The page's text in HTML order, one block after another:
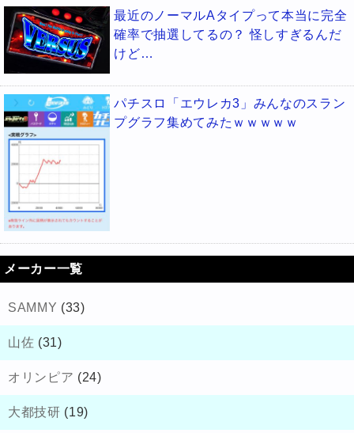
最近のノーマルAタイプって本当に完全
確率で抽選してるの？ 怪しすぎるんだ
けど…
パチスロ「エウレカ3」みんなのスラン
プグラフ集めてみたｗｗｗｗｗ
メーカー一覧
SAMMY (33)
山佐 (31)
オリンピア (24)
大都技研 (19)